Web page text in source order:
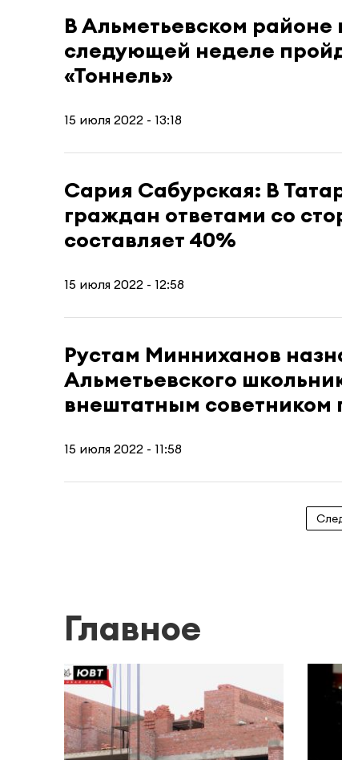
В Альметьевском районе
следующей неделе
«Тоннель»
15 июля 2022 - 13:18
Сария Сабурская: В
граждан ответами со
составляет 40%
15 июля 2022 - 12:58
Рустам Минниханов
Альметьевского
внештатным советником
15 июля 2022 - 11:58
Главное